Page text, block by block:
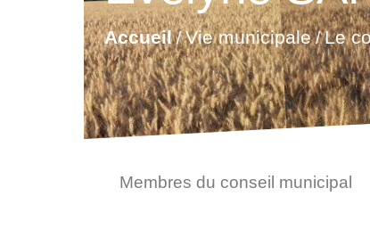
Accueil/Vie municipale/Le
Membres du conseil municipal